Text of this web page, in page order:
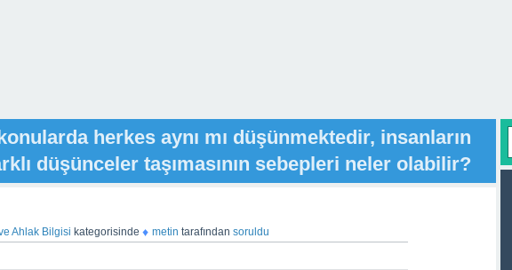
herkes aynı mı düşünmektedir, insanların
düşünceler taşımasının sebepleri neler olabilir?
Ahlak Bilgisi kategorisinde ♦ metin tarafından soruldu